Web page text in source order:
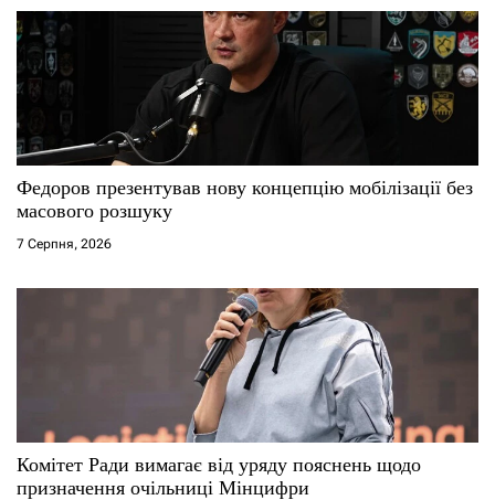
а
п
с
і
в
Федоров презентував нову концепцію мобілізації без
масового розшуку
7 Серпня, 2026
Комітет Ради вимагає від уряду пояснень щодо
призначення очільниці Мінцифри